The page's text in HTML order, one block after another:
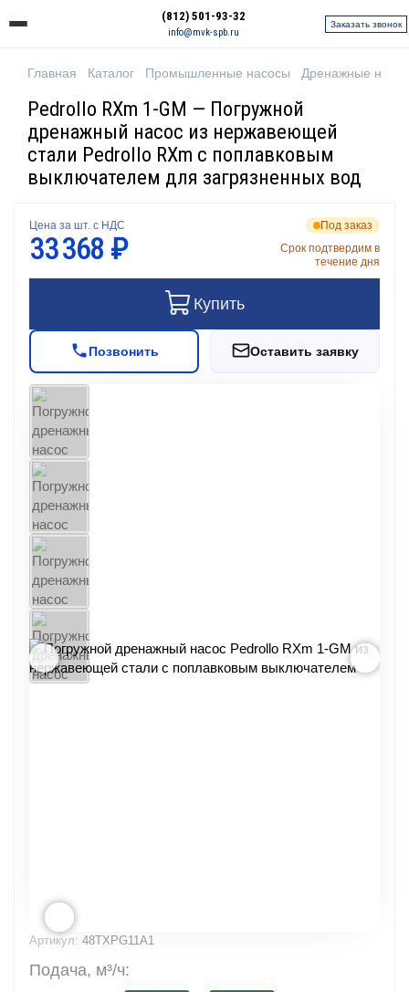
(812) 501-93-32
info@mvk-spb.ru
Заказать звонок
Главная Каталог Промышленные насосы Дренажные
Pedrollo RXm 1-GM — Погружной
дренажный насос из нержавеющей
стали Pedrollo RXm с поплавковым
выключателем для загрязненных вод
Артикул: 48TXPG11A1
Подача, м³/ч:
Цена за шт. с НДС
33 368 ₽
Под заказ
Срок подтвердим в
течение дня
Купить
Позвонить Оставить заявку